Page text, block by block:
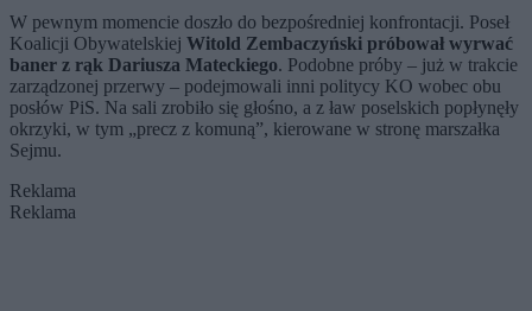
W pewnym momencie doszło do bezpośredniej konfrontacji. Poseł
Koalicji Obywatelskiej Witold Zembaczyński próbował wyrwać
baner z rąk Dariusza Mateckiego. Podobne próby – już w trakcie
zarządzonej przerwy – podejmowali inni politycy KO wobec obu
posłów PiS. Na sali zrobiło się głośno, a z ław poselskich popłynęły
okrzyki, w tym „precz z komuną”, kierowane w stronę marszałka
Sejmu.
Reklama
Reklama